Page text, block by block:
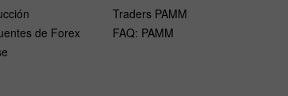
de Forex
Traders PAMM
FAQ: PAMM